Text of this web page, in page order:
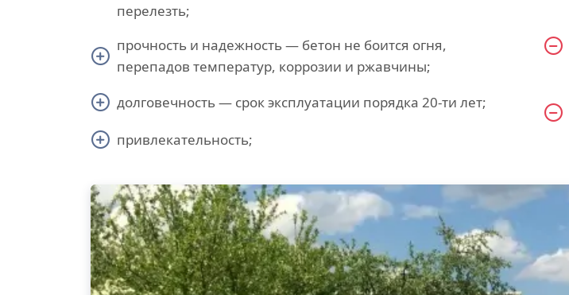
перелезть;
прочность и надежность — бетон не боится огня,
перепадов температур, коррозии и ржавчины;
долговечность — срок эксплуатации порядка 20-ти лет;
привлекательность;